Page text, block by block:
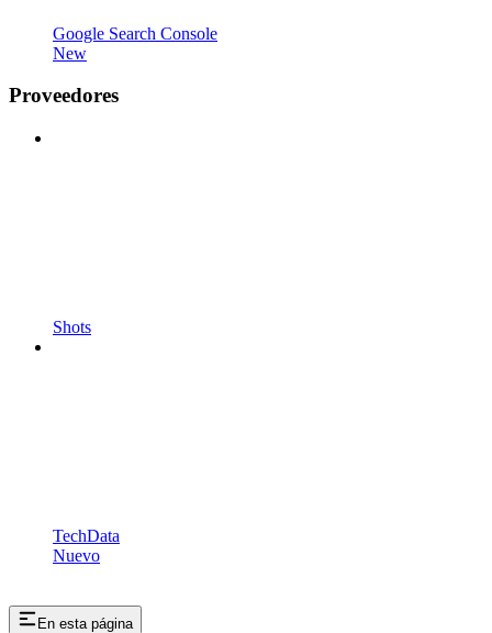
Google Search Console
New
Proveedores
Shots
TechData
Nuevo
En esta página